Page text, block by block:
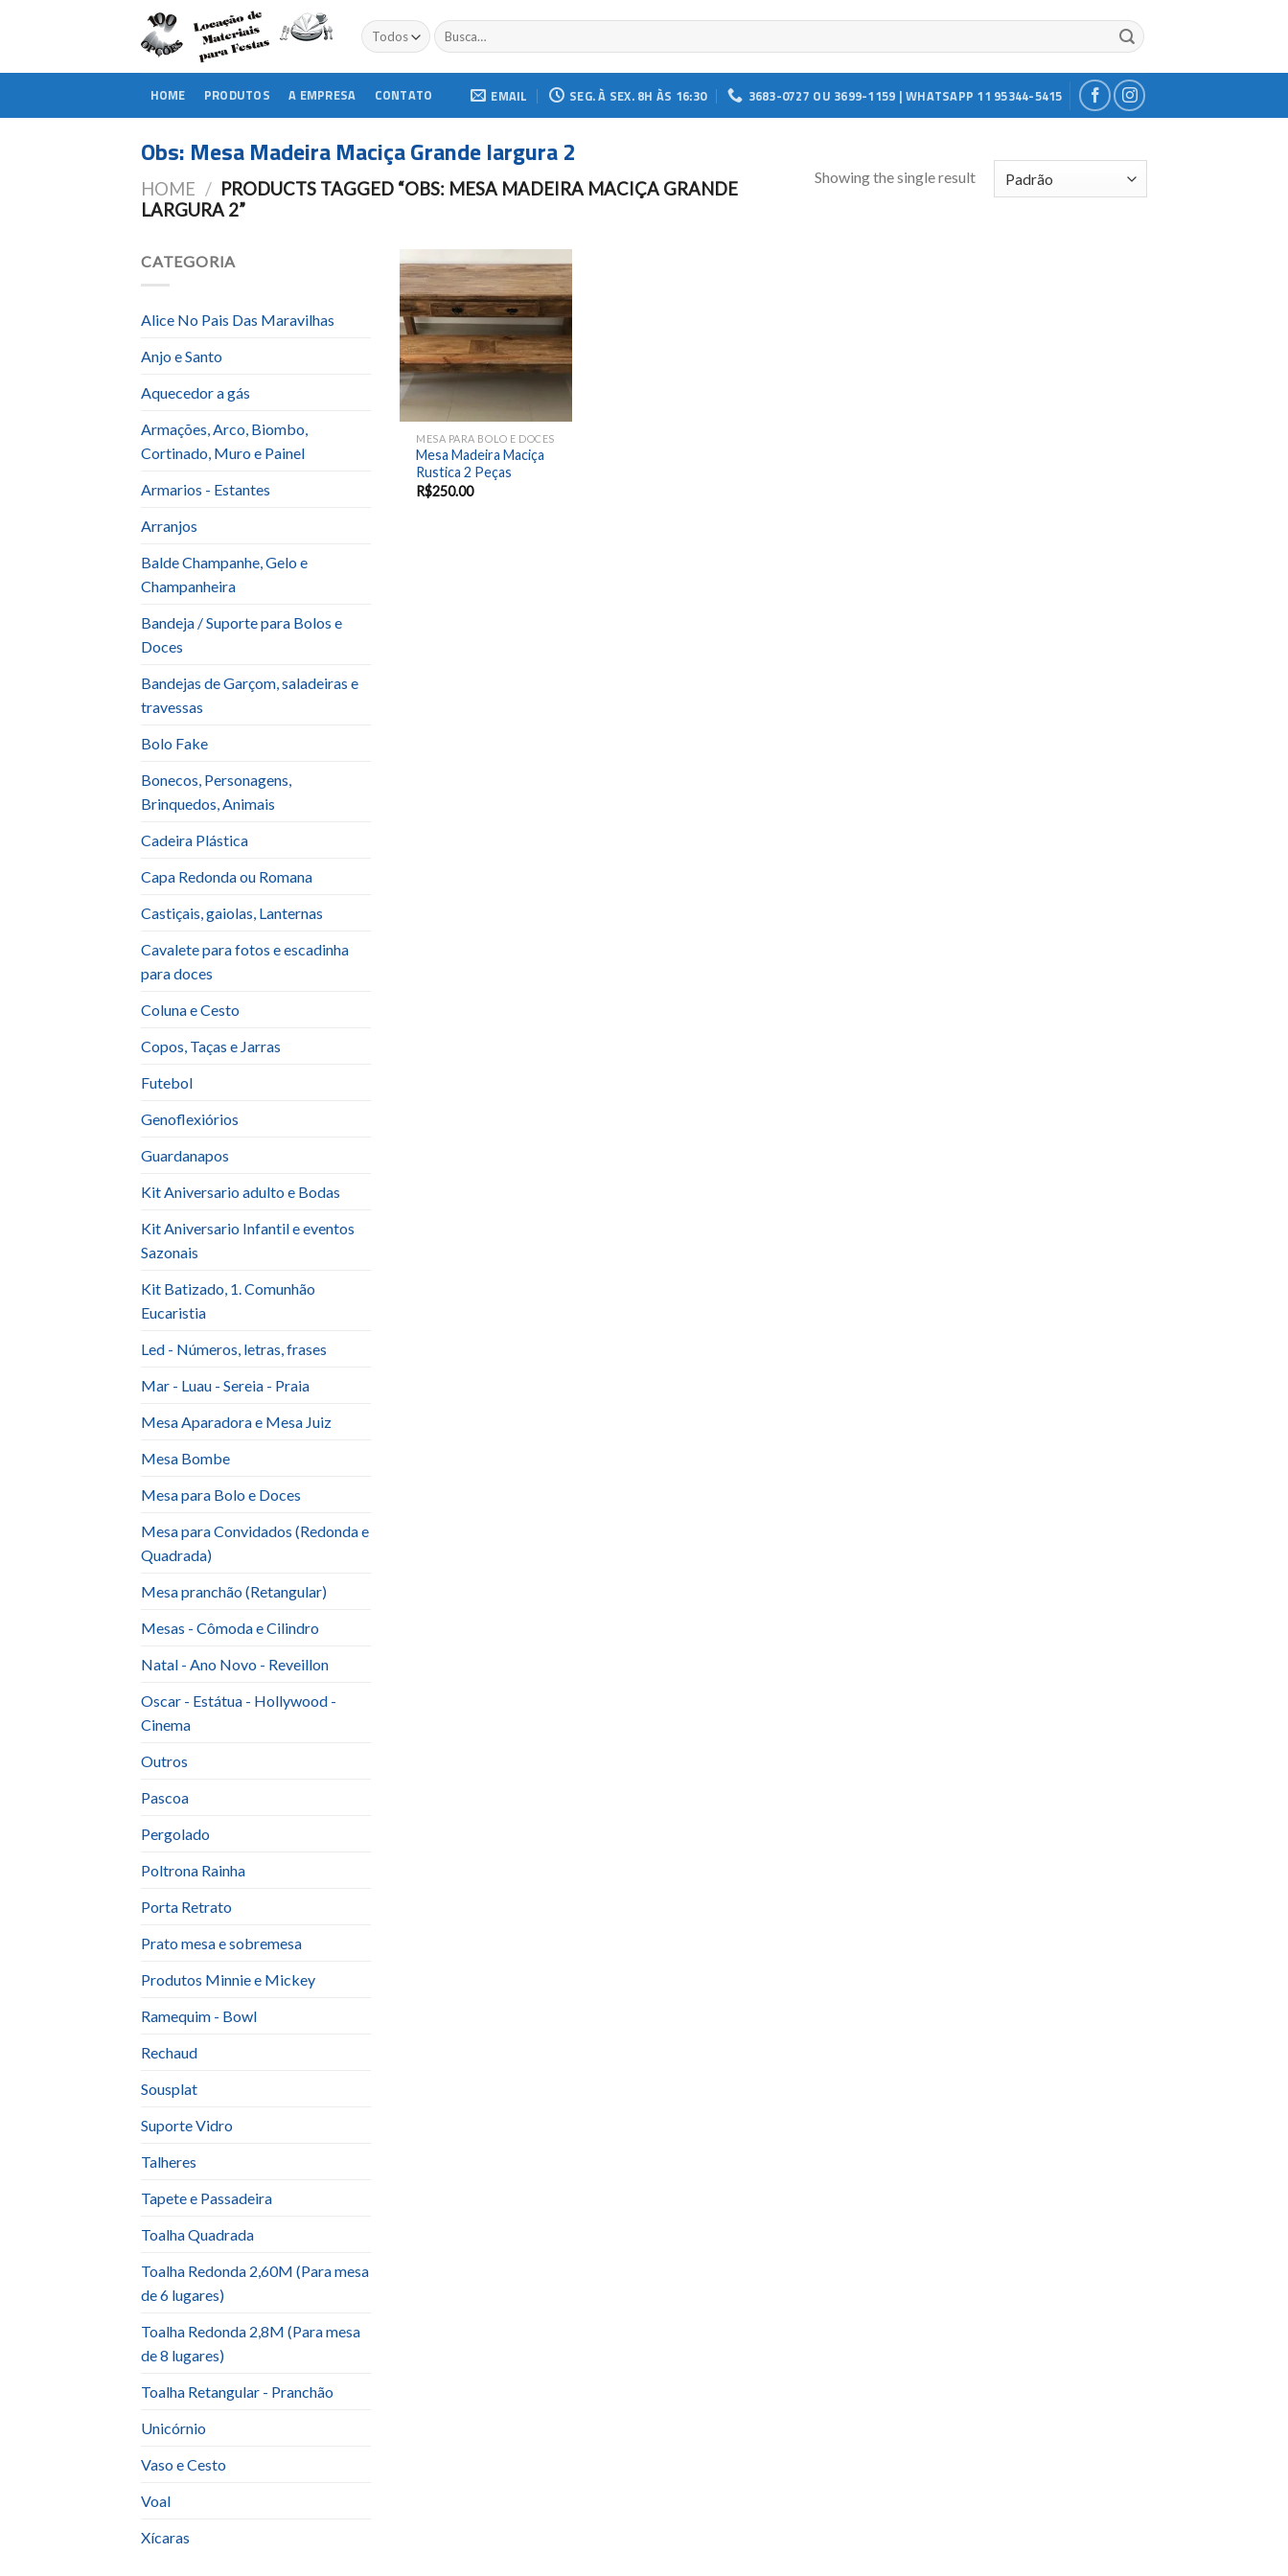
Buscar
por:
HOME PRODUTOS A EMPRESA CONTATO EMAIL SEG. À SEX. 8H ÀS 16:30 3683-0727 OU 3699-1159 | WHATSAPP 11 95344-5415
Obs: Mesa Madeira Maciça Grande largura 2
HOME / PRODUCTS TAGGED “OBS: MESA MADEIRA MACIÇA GRANDE
LARGURA 2”
Showing the single result
CATEGORIA
Alice No Pais Das Maravilhas
Anjo e Santo
Aquecedor a gás
Armações, Arco, Biombo,
Cortinado, Muro e Painel
Armarios - Estantes
Arranjos
Balde Champanhe, Gelo e
Champanheira
Bandeja / Suporte para Bolos e
Doces
Bandejas de Garçom, saladeiras e
travessas
Bolo Fake
Bonecos, Personagens,
Brinquedos, Animais
Cadeira Plástica
Capa Redonda ou Romana
Castiçais, gaiolas, Lanternas
Cavalete para fotos e escadinha
para doces
Coluna e Cesto
Copos, Taças e Jarras
Futebol
Genoflexiórios
Guardanapos
Kit Aniversario adulto e Bodas
Kit Aniversario Infantil e eventos
Sazonais
Kit Batizado, 1. Comunhão
Eucaristia
Led - Números, letras, frases
Mar - Luau - Sereia - Praia
Mesa Aparadora e Mesa Juiz
Mesa Bombe
Mesa para Bolo e Doces
Mesa para Convidados (Redonda e
Quadrada)
Mesa pranchão (Retangular)
Mesas - Cômoda e Cilindro
Natal - Ano Novo - Reveillon
Oscar - Estátua - Hollywood -
Cinema
Outros
Pascoa
Pergolado
Poltrona Rainha
Porta Retrato
Prato mesa e sobremesa
Produtos Minnie e Mickey
Ramequim - Bowl
Rechaud
Sousplat
Suporte Vidro
Talheres
Tapete e Passadeira
Toalha Quadrada
Toalha Redonda 2,60M (Para mesa
de 6 lugares)
Toalha Redonda 2,8M (Para mesa
de 8 lugares)
Toalha Retangular - Pranchão
Unicórnio
Vaso e Cesto
Voal
Xícaras
Add to
wishlist
MESA PARA BOLO E DOCES
Mesa Madeira Maciça
Rustica 2 Peças
R$250.00